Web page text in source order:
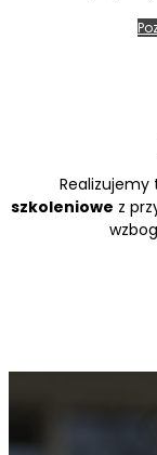
Realizujemy
szkoleniowe z